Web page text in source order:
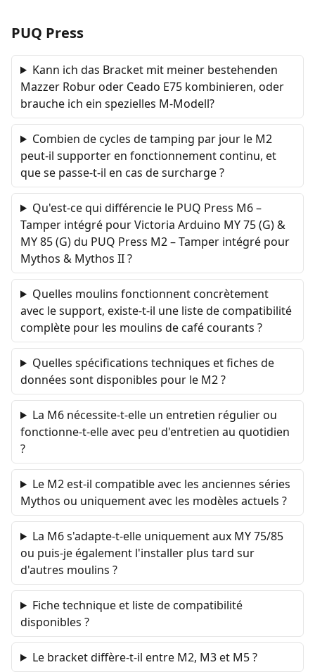
PUQ Press
Kann ich das Bracket mit meiner bestehenden
Mazzer Robur oder Ceado E75 kombinieren, oder
brauche ich ein spezielles M-Modell?
Combien de cycles de tamping par jour le M2
peut-il supporter en fonctionnement continu, et
que se passe-t-il en cas de surcharge ?
Qu'est-ce qui différencie le PUQ Press M6 –
Tamper intégré pour Victoria Arduino MY 75 (G) &
MY 85 (G) du PUQ Press M2 – Tamper intégré pour
Mythos & Mythos II ?
Quelles moulins fonctionnent concrètement
avec le support, existe-t-il une liste de compatibilité
complète pour les moulins de café courants ?
Quelles spécifications techniques et fiches de
données sont disponibles pour le M2 ?
La M6 nécessite-t-elle un entretien régulier ou
fonctionne-t-elle avec peu d'entretien au quotidien
?
Le M2 est-il compatible avec les anciennes séries
Mythos ou uniquement avec les modèles actuels ?
La M6 s'adapte-t-elle uniquement aux MY 75/85
ou puis-je également l'installer plus tard sur
d'autres moulins ?
Fiche technique et liste de compatibilité
disponibles ?
Le bracket diffère-t-il entre M2, M3 et M5 ?